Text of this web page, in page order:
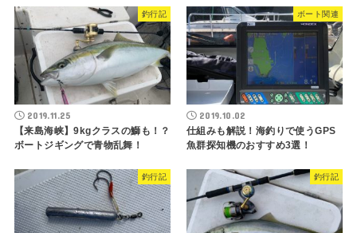
釣行記
2019.11.25
【来島海峡】9kgクラスの鰤も！？
ボートジギングで青物乱舞！
ボート関連
2019.10.02
仕組みも解説！海釣りで使うGPS
魚群探知機のおすすめ3選！
釣行記 釣行記